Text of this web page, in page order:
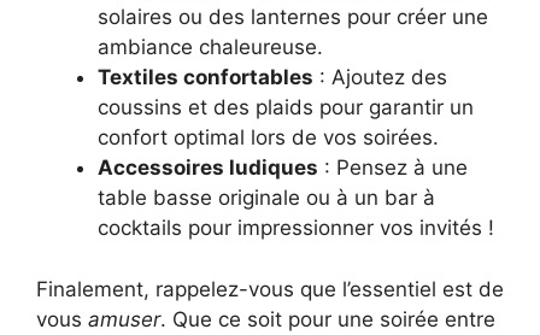
solaires ou des lanternes pour créer une
ambiance chaleureuse.
Textiles confortables : Ajoutez des
coussins et des plaids pour garantir un
confort optimal lors de vos soirées.
Accessoires ludiques : Pensez à une
table basse originale ou à un bar à
cocktails pour impressionner vos invités !
Finalement, rappelez-vous que l’essentiel est de
vous amuser. Que ce soit pour une soirée entre